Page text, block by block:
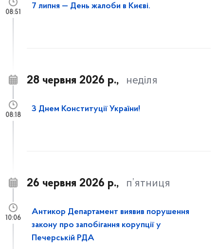
7 липня — День жалоби в Києві.
08:51
28 червня 2026 р., неділя
З Днем Конституції України!
08:18
26 червня 2026 р., п’ятниця
Антикор Департамент виявив порушення
закону про запобігання корупції у
Печерській РДА
10:06